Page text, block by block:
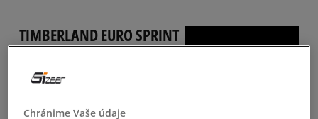
TIMBERLAND EURO SPRINT
Chránime Vaše údaje